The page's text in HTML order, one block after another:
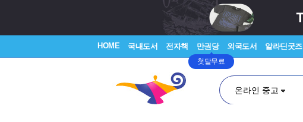
HOME 국내도서 전자책 만권당
첫달무료
외국도서 알라딘굿즈
온라인 중고